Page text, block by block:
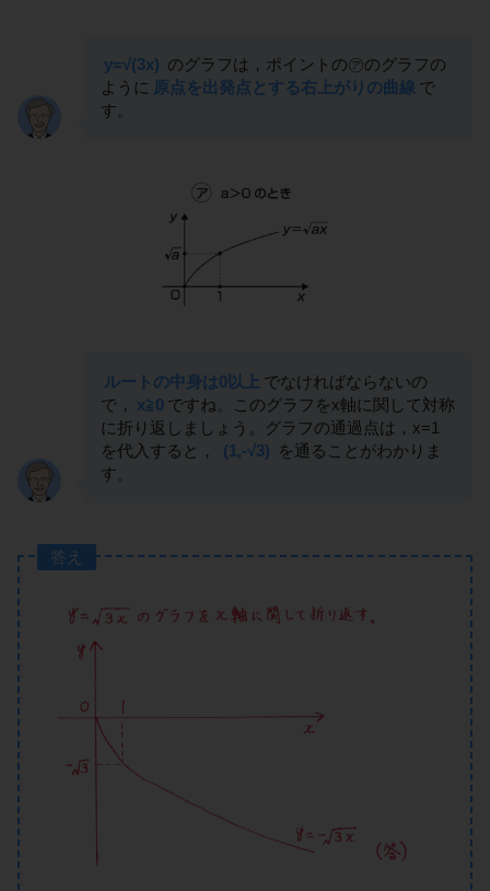
y=√(3x) のグラフは，ポイントの㋐のグラフの
ように 原点を出発点とする右上がりの曲線 で
す。
ルートの中身は0以上 でなければならないの
で，
x≧0 ですね。このグラフをx軸に関して対称
に折り返しましょう。グラフの通過点は，x=1
を代入すると，
(1,-√3) を通ることがわかりま
す。
答え